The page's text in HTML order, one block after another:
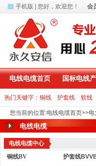
电线电缆首页 国标电线
热门关键字： 铜线 护套线 软线
您当前的位置:电线电缆首页>>电
电线电缆
电线电缆中心
铜线BV
护套线
手机版 | 您好， 欢迎您！ 会